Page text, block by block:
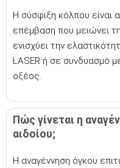
Η σύσφιξη κόλπου είναι
επέμβαση που μειώνει
ενισχύει την
LASER ή σε συνδυασμό
οξέος.
Πώς γίνεται η
αιδοίου;
Η αναγέννηση όγκου